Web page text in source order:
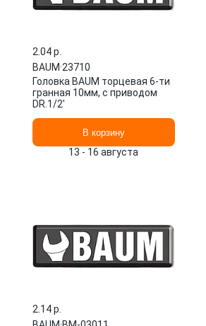
2.04 p.
BAUM·23710
Головка BAUM торцевая 6-ти
гранная 10мм, с приводом
DR.1/2'
В корзину
13 - 16 августа
2.14 p.